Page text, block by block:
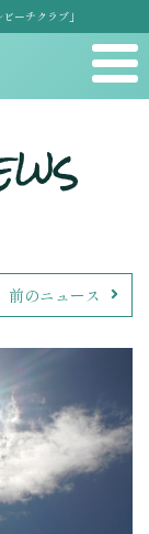
ーチクラブ」
前のニュース